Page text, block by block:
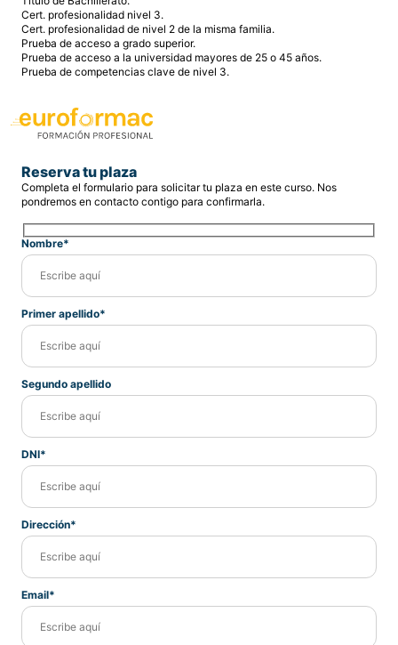
Cert. profesionalidad nivel 3.
Cert. profesionalidad de nivel 2 de la misma familia.
Prueba de acceso a grado superior.
Prueba de acceso a la universidad mayores de 25 o 45 años.
Prueba de competencias clave de nivel 3.
Reserva tu plaza
Completa el formulario para solicitar tu plaza en este curso. Nos
pondremos en contacto contigo para confirmarla.
Nombre*
Primer apellido*
Segundo apellido
DNI*
Dirección*
Email*